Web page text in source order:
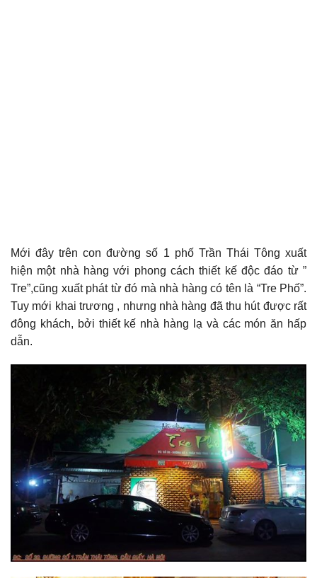
Mới đây trên con đường số 1 phố Trần Thái Tông xuất
hiện một nhà hàng với phong cách thiết kế độc đáo từ ”
Tre”,cũng xuất phát từ đó mà nhà hàng có tên là “Tre Phố”.
Tuy mới khai trương , nhưng nhà hàng đã thu hút được rất
đông khách, bởi thiết kế nhà hàng lạ và các món ăn hấp
dẫn.